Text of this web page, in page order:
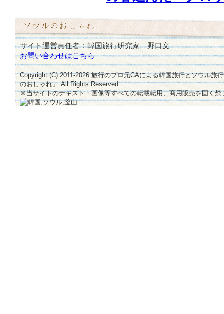
の
観
♪
は
サイト運営責任者：韓国旅行研究家 野口文
お問い合わせはこちら
Copyright (C) 2011-2026旅行のプロ元CAによる韓国旅行とソウル旅
のおしゃれ」All Rights Reserved.
※当サイトのテキスト・画像等すべての転載転用、商用販売を固く禁